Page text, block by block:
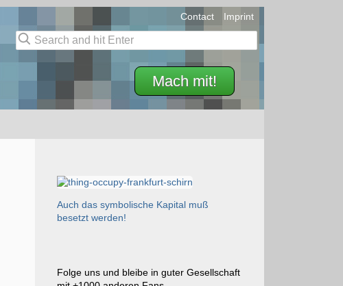
Mach mit!
Contact Imprint
Auch das symbolische Kapital muß
besetzt werden!
Folge uns und bleibe in guter Gesellschaft